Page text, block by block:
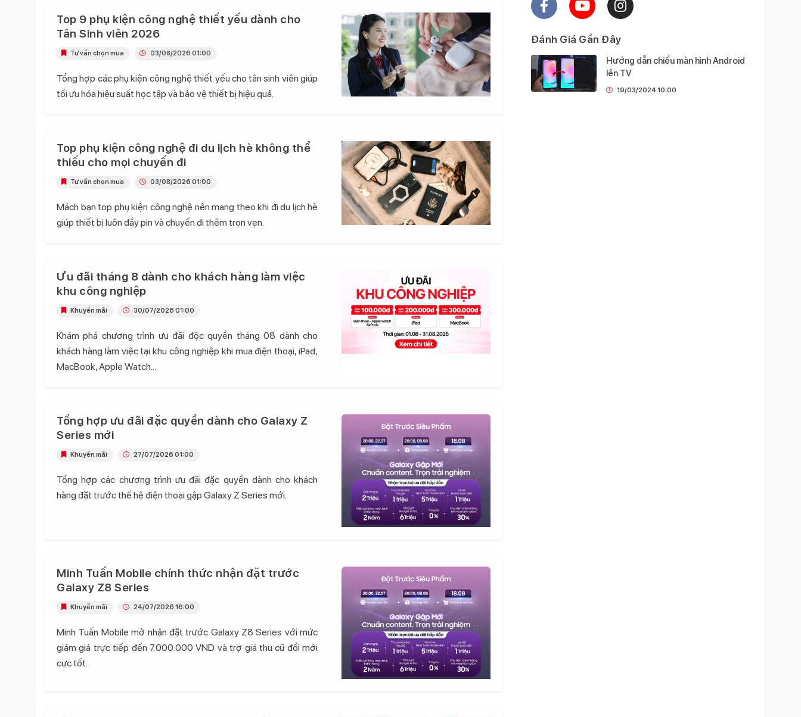
Top 9 phụ kiện công nghệ thiết yếu dành cho
Tân Sinh viên 2026
Tổng hợp các phụ kiện công nghệ thiết yếu cho tân sinh viên giúp
tối ưu hóa hiệu suất học tập và bảo vệ thiết bị hiệu quả.
Tư vấn chọn mua 03/08/2026 01:00
Top phụ kiện công nghệ đi du lịch hè không thể
thiếu cho mọi chuyến đi
Mách bạn top phụ kiện công nghệ nên mang theo khi đi du lịch hè
giúp thiết bị luôn đầy pin và chuyến đi thêm trọn vẹn.
Tư vấn chọn mua 03/08/2026 01:00
Ưu đãi tháng 8 dành cho khách hàng làm việc
khu công nghiệp
Khám phá chương trình ưu đãi độc quyền tháng 08 dành cho
khách hàng làm việc tại khu công nghiệp khi mua điện thoại, iPad,
MacBook, Apple Watch...
Khuyến mãi 30/07/2026 01:00
Tổng hợp ưu đãi đặc quyền dành cho Galaxy Z
Series mới
Tổng hợp các chương trình ưu đãi đặc quyền dành cho khách
hàng đặt trước thế hệ điện thoại gập Galaxy Z Series mới.
Khuyến mãi 27/07/2026 01:00
Minh Tuấn Mobile chính thức nhận đặt trước
Galaxy Z8 Series
Minh Tuấn Mobile mở nhận đặt trước Galaxy Z8 Series với mức
giảm giá trực tiếp đến 7.000.000 VND và trợ giá thu cũ đổi mới
cực tốt.
Khuyến mãi 24/07/2026 16:00
Đánh Giá Gần Đây
19/03/2024 10:00
Hướng dẫn chiếu màn hình Android
lên TV